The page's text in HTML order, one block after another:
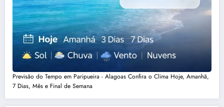
Previsão do Tempo em Paripueira - Alagoas Confira o Clima Hoje, Amanhã,
7 Dias, Mês e Final de Semana